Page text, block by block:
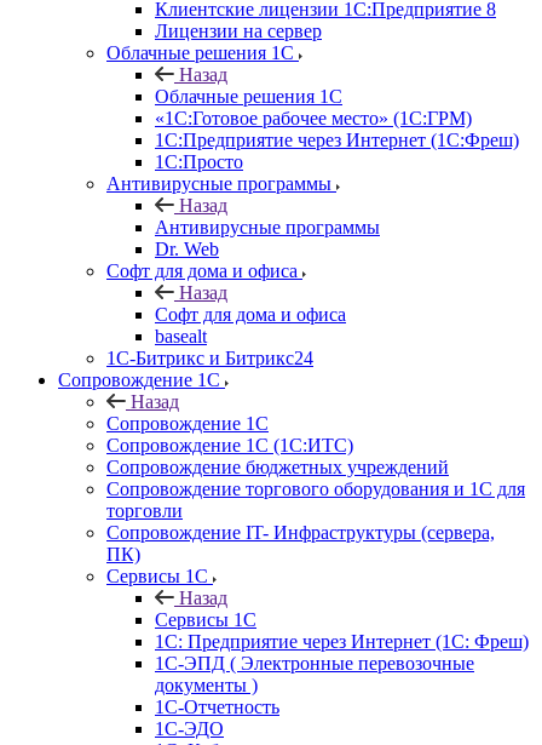
Клиентские лицензии 1С:Предприятие 8
Лицензии на сервер
Облачные решения 1С
Назад
Облачные решения 1С
«1C:Готовое рабочее место» (1С:ГРМ)
1С:Предприятие через Интернет (1С:Фреш)
1С:Просто
Антивирусные программы
Назад
Антивирусные программы
Dr. Web
Софт для дома и офиса
Назад
Софт для дома и офиса
basealt
1С-Битрикс и Битрикс24
Сопровождение 1С
Назад
Сопровождение 1С
Сопровождение 1С (1С:ИТС)
Сопровождение бюджетных учреждений
Сопровождение торгового оборудования и 1С для
торговли
Сопровождение IT- Инфраструктуры (сервера,
ПК)
Сервисы 1С
Назад
Сервисы 1С
1С: Предприятие через Интернет (1С: Фреш)
1С-ЭПД ( Электронные перевозочные
документы )
1С-Отчетность
1С-ЭДО